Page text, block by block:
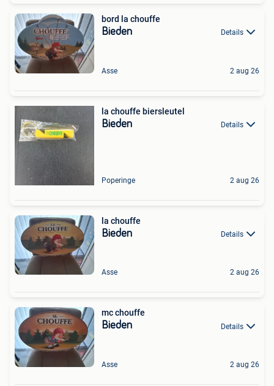
bord la chouffe
Bieden Details
Asse 2 aug 26
la chouffe biersleutel
Bieden Details
Poperinge 2 aug 26
la chouffe
Bieden Details
Asse 2 aug 26
mc chouffe
Bieden Details
Asse 2 aug 26